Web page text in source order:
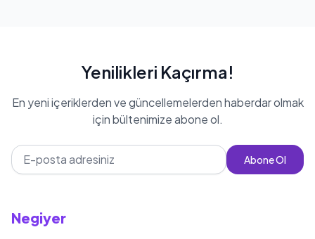
Yenilikleri Kaçırma!
En yeni içeriklerden ve güncellemelerden haberdar olmak
için bültenimize abone ol.
Abone Ol
Negiyer